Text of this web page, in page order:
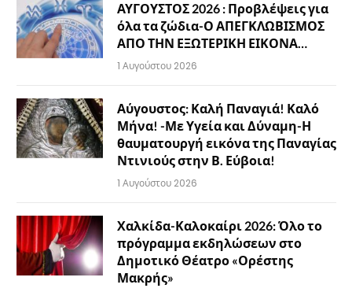
ΑΥΓΟΥΣΤΟΣ 2026 : Προβλέψεις για
όλα τα ζώδια-Ο ΑΠΕΓΚΛΩΒΙΣΜΟΣ
ΑΠΟ ΤΗΝ ΕΞΩΤΕΡΙΚΗ ΕΙΚΟΝΑ…
1 Αυγούστου 2026
Αύγουστος: Καλή Παναγιά! Καλό
Μήνα! -Με Υγεία και Δύναμη-Η
θαυματουργή εικόνα της Παναγίας
Ντινιούς στην Β. Εύβοια!
1 Αυγούστου 2026
Χαλκίδα-Καλοκαίρι 2026: Όλο το
πρόγραμμα εκδηλώσεων στο
Δημοτικό Θέατρο «Ορέστης
Μακρής»